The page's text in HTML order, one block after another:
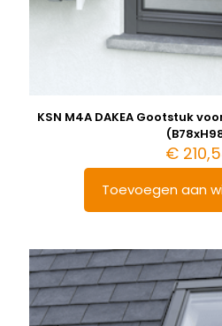
KSN M4A DAKEA Gootstuk
€
Toevoegen aan